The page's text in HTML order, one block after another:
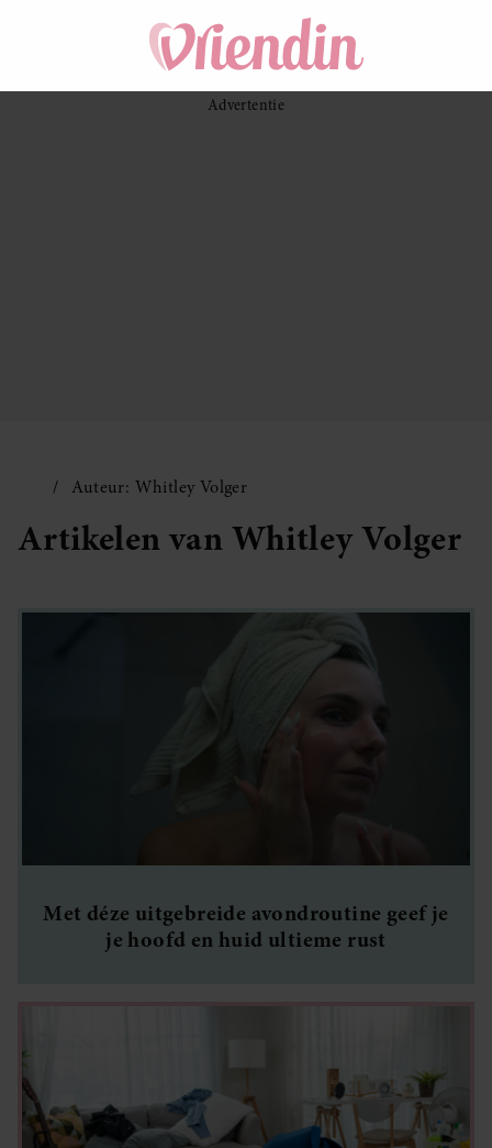
Auteur: Whitley Volger
Artikelen van Whitley Volger
Met déze uitgebreide avondroutine geef je
je hoofd en huid ultieme rust